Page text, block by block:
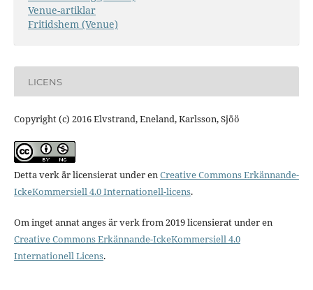
Venue-artiklar
Fritidshem (Venue)
LICENS
Copyright (c) 2016 Elvstrand, Eneland, Karlsson, Sjöö
Detta verk är licensierat under enCreative Commons Erkännande-
IckeKommersiell 4.0 Internationell-licens.
Om inget annat anges är verk from 2019 licensierat under en
Creative Commons Erkännande-IckeKommersiell 4.0
Internationell Licens.